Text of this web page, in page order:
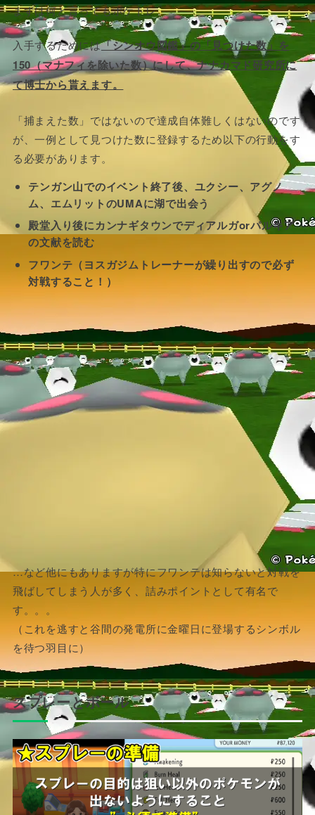
まずは何と言ってもポケトレ。
入手するためには「シンオウ図鑑」の「見つけた数」を
150（マナフィを除いた数）にして、ナナカマド研究所に
て博士から貰えます。
「捕まえた数」ではないので達成自体難しくはないのです
が、一例として見つけた数に登録するため以下の行動をす
る必要があります。
テンガン山でのイベント終了後、ユクシー、アグノ
ム、エムリットのUMAに湖で出会う
殿堂入り後にカンナギタウンでディアルガorパルキア
の文献を読む
フワンテ（ヨスガジムトレーナーが繰り出すので必ず
対戦すること！）
…など他にもありますが特にフワンテは知らないと対戦を
飛ばしてしまう人が多く、詰みポイントとして有名で
す。。。
（これを逃すと谷間の発電所に金曜日に登場するシンボル
を待つ羽目に）
スプレーとボール